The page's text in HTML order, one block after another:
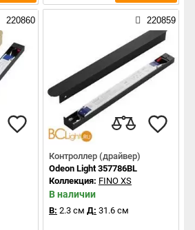
220860 220859
Контроллер (драйвер)
Odeon Light 357786BL
Коллекция: FINO XS
В наличии
В: 2.3 см Д: 31.6 см